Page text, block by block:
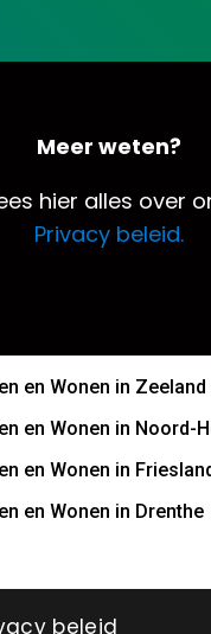
Meer weten?
hier alles over
Privacy beleid.
en Wonen in Zeeland
en Wonen in Noord-
en Wonen in
en Wonen in Drenthe
beleid